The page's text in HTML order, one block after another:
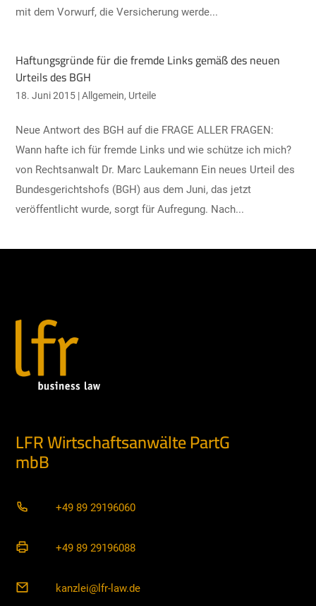
mit dem Vorwurf, die Versicherung werde...
Haftungsgründe für die fremde Links gemäß des neuen
Urteils des BGH
18. Juni 2015 |Allgemein, Urteile
Neue Antwort des BGH auf die FRAGE ALLER FRAGEN:
Wann hafte ich für fremde Links und wie schütze ich mich?
von Rechtsanwalt Dr. Marc Laukemann Ein neues Urteil des
Bundesgerichtshofs (BGH) aus dem Juni, das jetzt
veröffentlicht wurde, sorgt für Aufregung. Nach...
LFR Wirtschaftsanwälte PartG
mbB
+49 89 29196060
+49 89 29196088
kanzlei@lfr-law.de